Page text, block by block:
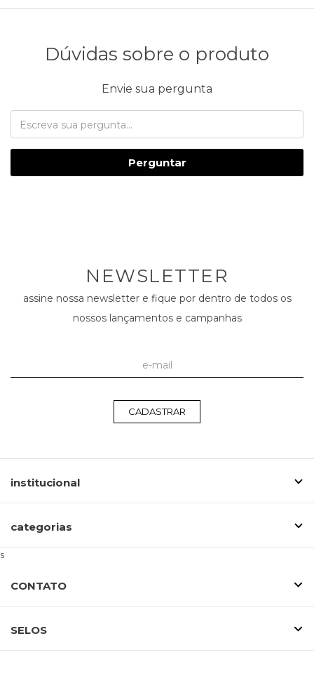
Dúvidas sobre o produto
Envie sua pergunta
Perguntar
NEWSLETTER
assine nossa newsletter e fique por dentro de todos os
nossos lançamentos e campanhas
CADASTRAR
institucional
categorias
s
CONTATO
SELOS